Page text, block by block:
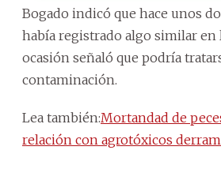
Bogado indicó que hace unos
había registrado algo similar en
ocasión señaló que podría
contaminación.
Lea también:Mortandad de
relación con agrotóxicos